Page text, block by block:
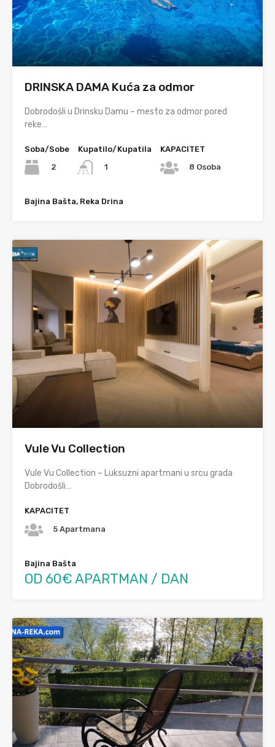
DRINSKA DAMA Kuća za odmor
Dobrodošli u Drinsku Damu – mesto za odmor pored
reke…
Soba/Sobe
2
Kupatilo/Kupatila
1
KAPACITET
8 Osoba
Bajina Bašta, Reka Drina
Vule Vu Collection
Vule Vu Collection – Luksuzni apartmani u srcu grada
Dobrodošli…
KAPACITET
5 Apartmana
Bajina Bašta
OD 60€ APARTMAN / DAN